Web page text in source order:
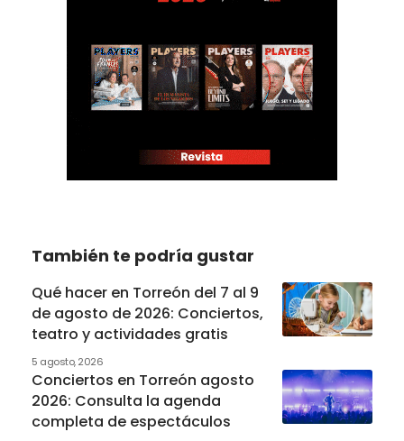
También te podría gustar
Qué hacer en Torreón del 7 al 9
de agosto de 2026: Conciertos,
teatro y actividades gratis
5 agosto, 2026
Conciertos en Torreón agosto
2026: Consulta la agenda
completa de espectáculos